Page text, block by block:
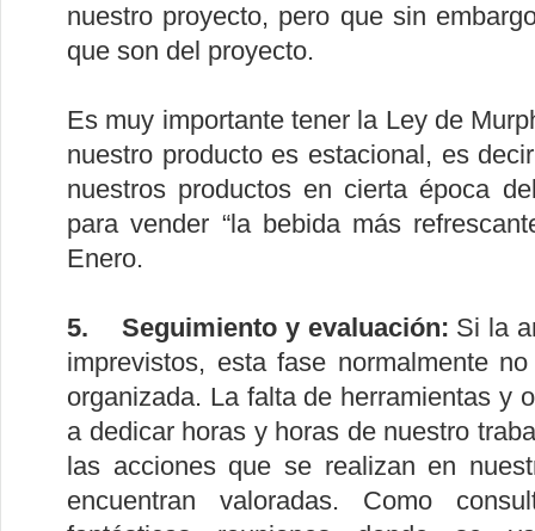
nuestro proyecto, pero que sin
que son del proyecto.
Es muy importante tener la Ley de
nuestro producto es estacional, es
nuestros productos en cierta época
para vender “la bebida más
Enero.
5. Seguimiento y evaluación: Si la
imprevistos, esta fase normalmente
organizada. La falta de herramientas y
a dedicar horas y horas de nuestro
las acciones que se realizan en
encuentran valoradas. Como